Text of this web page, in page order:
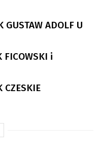
ADOLF U
i